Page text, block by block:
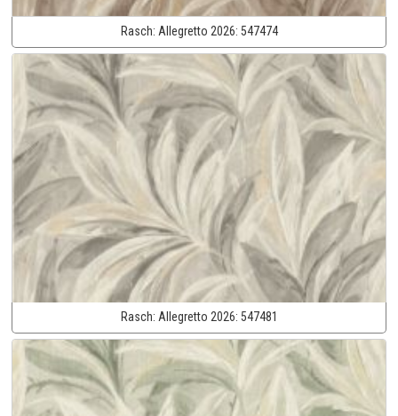
Rasch: Allegretto 2026: 547474
Rasch: Allegretto 2026: 547481